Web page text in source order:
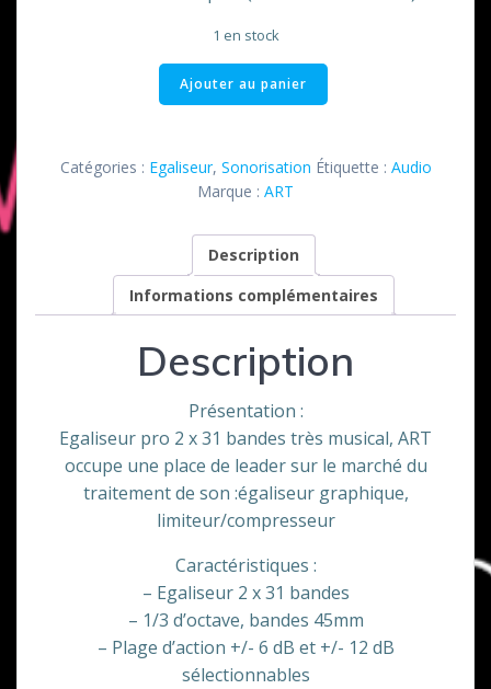
1 en stock
quantité
de
231
Ajouter au panier
Catégories : Egaliseur, Sonorisation Étiquette : Audio
Marque : ART
Description
Informations complémentaires
Description
Présentation :
Egaliseur pro 2 x 31 bandes très musical, ART
occupe une place de leader sur le marché du
traitement de son :égaliseur graphique,
limiteur/compresseur
Caractéristiques :
– Egaliseur 2 x 31 bandes
– 1/3 d’octave, bandes 45mm
– Plage d’action +/- 6 dB et +/- 12 dB
sélectionnables